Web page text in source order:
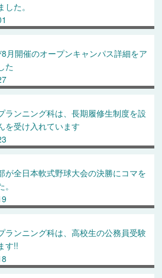
た。
月開催のオープンキャンパス詳細をア
た
ランニング科は、長期履修生制度を設
を受け入れています
が全日本軟式野球大会の決勝にコマを
ランニング科は、高校生の公務員受験
す!!